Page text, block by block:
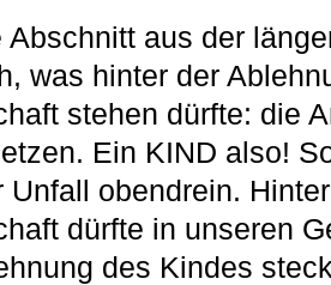
Abschnitt aus der
was hinter der
stehen dürfte: die
Ein KIND also!
Unfall obendrein.
dürfte in unseren
des Kindes